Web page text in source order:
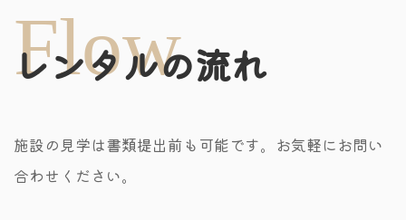
Flow
レンタルの流れ
施設の見学は書類提出前も可能です。お気軽にお問い
合わせください。